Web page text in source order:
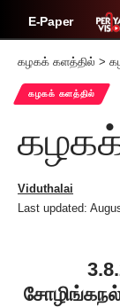
E-Paper
கழகக் களத்தில் >
கழகக் களத்தில்
Last updated:
Viduthalai